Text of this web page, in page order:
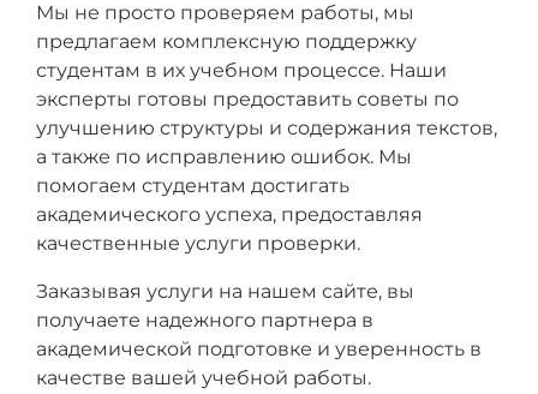
Мы не просто проверяем работы, мы
предлагаем комплексную поддержку
студентам в их учебном процессе. Наши
эксперты готовы предоставить советы по
улучшению структуры и содержания текстов,
а также по исправлению ошибок. Мы
помогаем студентам достигать
академического успеха, предоставляя
качественные услуги проверки.
Заказывая услуги на нашем сайте, вы
получаете надежного партнера в
академической подготовке и уверенность в
качестве вашей учебной работы.